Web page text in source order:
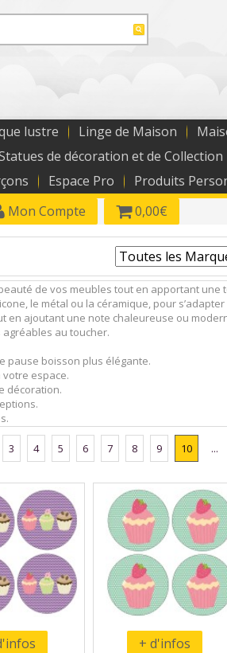
lustre Linge de Maison
de décoration et de Collection
Espace Pro Produits
Mon Compte 0,00€
de vos meubles tout en apportant une
le métal ou la céramique, pour
en ajoutant une note chaleureuse ou
au toucher.
pause boisson plus élégante.
espace.
décoration.
3 4 5 6 7 8 9 10 ...
+ d'infos